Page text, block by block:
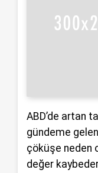
ABD’de artan
gündeme
çöküşe neden
değer